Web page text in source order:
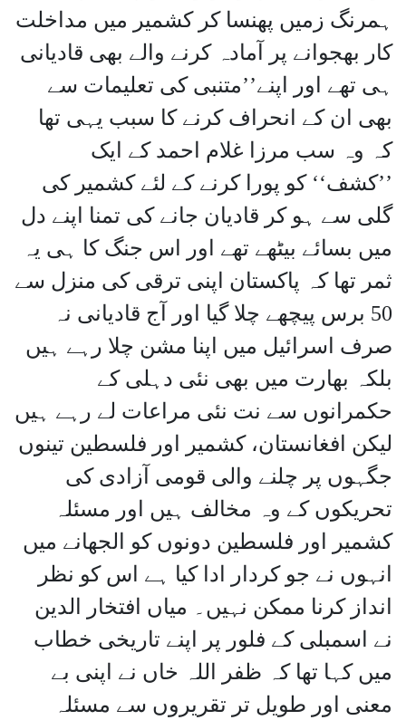
ہمرنگ زمیں پھنسا کر کشمیر میں مداخلت
کار بھجوانے پر آمادہ کرنے والے بھی قادیانی
ہی تھے اور اپنے’’متنبی کی تعلیمات سے
بھی ان کے انحراف کرنے کا سبب یہی تھا
کہ وہ سب مرزا غلام احمد کے ایک
’’کشف‘‘ کو پورا کرنے کے لئے کشمیر کی
گلی سے ہو کر قادیان جانے کی تمنا اپنے دل
میں بسائے بیٹھے تھے اور اس جنگ کا ہی یہ
ثمر تھا کہ پاکستان اپنی ترقی کی منزل سے
50 برس پیچھے چلا گیا اور آج قادیانی نہ
صرف اسرائیل میں اپنا مشن چلا رہے ہیں
بلکہ بھارت میں بھی نئی دہلی کے
حکمرانوں سے نت نئی مراعات لے رہے ہیں
لیکن افغانستان، کشمیر اور فلسطین تینوں
جگہوں پر چلنے والی قومی آزادی کی
تحریکوں کے وہ مخالف ہیں اور مسئلہ
کشمیر اور فلسطین دونوں کو الجھانے میں
انہوں نے جو کردار ادا کیا ہے اس کو نظر
انداز کرنا ممکن نہیں۔ میاں افتخار الدین
نے اسمبلی کے فلور پر اپنے تاریخی خطاب
میں کہا تھا کہ ظفر اللہ خاں نے اپنی بے
معنی اور طویل تر تقریروں سے مسئلہ